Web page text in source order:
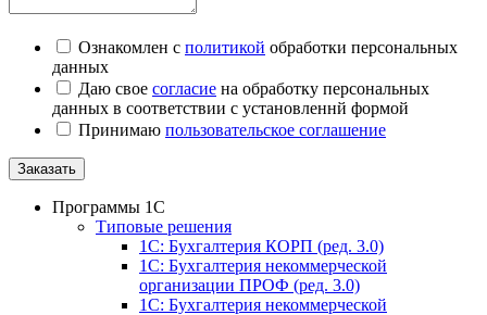
Ознакомлен с политикой обработки персональных
данных
Даю свое согласие на обработку персональных
данных в соответствии с установленнй формой
Принимаю пользовательское соглашение
Заказать
Программы 1С
Типовые решения
1C: Бухгалтерия КОРП (ред. 3.0)
1С: Бухгалтерия некоммерческой
организации ПРОФ (ред. 3.0)
1С: Бухгалтерия некоммерческой